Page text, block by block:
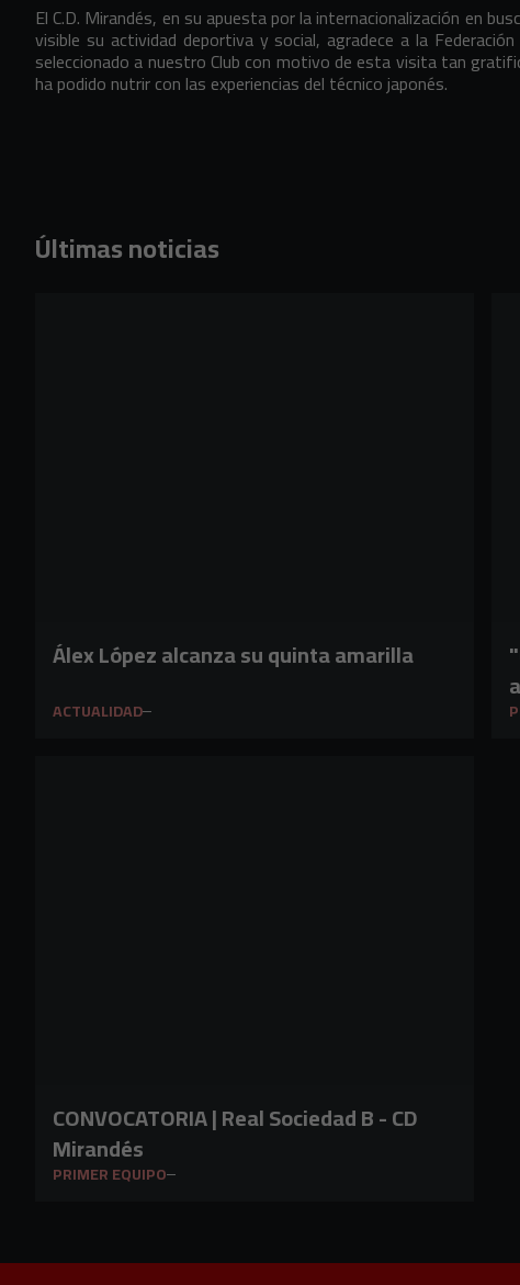
El C.D. Mirandés, en su apuesta por la internacionalización en
visible su actividad deportiva y social, agradece a la
seleccionado a nuestro Club con motivo de esta visita tan
ha podido nutrir con las experiencias del técnico japonés.
Últimas noticias
Álex López alcanza su quinta amarilla
ACTUALIDAD
CONVOCATORIA | Real Sociedad B - CD
Mirandés
PRIMER EQUIPO